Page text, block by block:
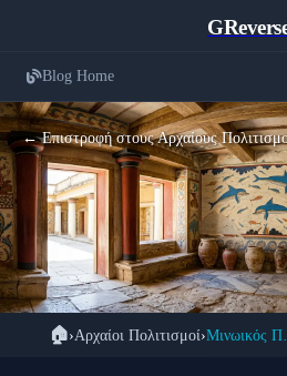
Blog Home
← Επιστροφή στους Αρχαίους
Μινωικός
Πρώτος Ευρωπαϊκός
🏠›Αρχαίοι Πολιτισμοί›